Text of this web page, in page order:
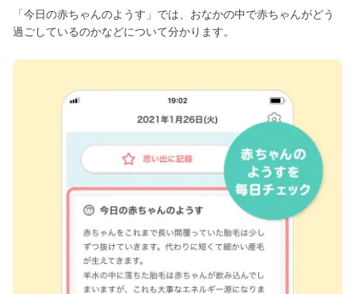
「今日の赤ちゃんのようす」では、おなかの中で赤ちゃんがどう
過ごしているのかなどについて分かります。